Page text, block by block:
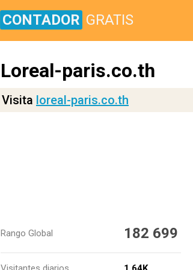
CONTADOR GRATIS
Loreal-paris.co.th
Visita loreal-paris.co.th
Rango Global 182 699